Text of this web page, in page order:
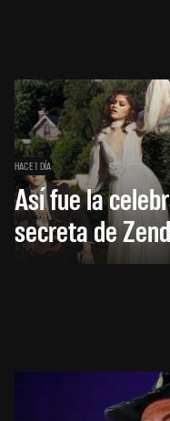
HACE 1 DÍA
Así fue la
secreta de